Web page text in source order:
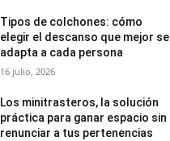
Tipos de colchones: cómo
elegir el descanso que mejor se
adapta a cada persona
16 julio, 2026
Los minitrasteros, la solución
práctica para ganar espacio sin
renunciar a tus pertenencias